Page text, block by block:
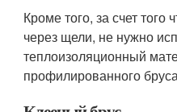
Кроме того, за счет того
через щели, не нужно
теплоизоляционный
профилированного